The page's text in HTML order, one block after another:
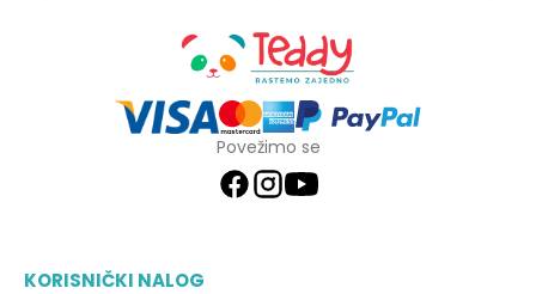
Povežimo se
KORISNIČKI NALOG